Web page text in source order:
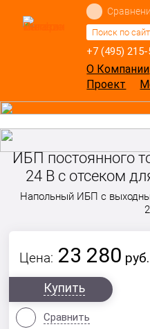
+7 (495)
О Компании
Проект
ИБП постоянного
24 В с отсеком
Напольный ИБП с
Цена: 23 280 руб.
Купить
Сравнить